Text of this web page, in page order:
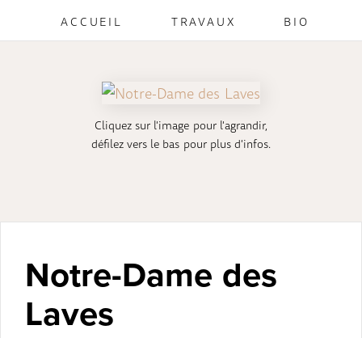
ACCUEIL TRAVAUX BIO
Cliquez sur l'image pour l'agrandir,
défilez vers le bas pour plus d'infos.
Notre-Dame des
Laves